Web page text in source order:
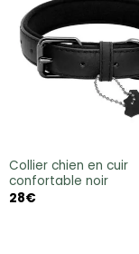
Collier chien en cuir
confortable noir
28€